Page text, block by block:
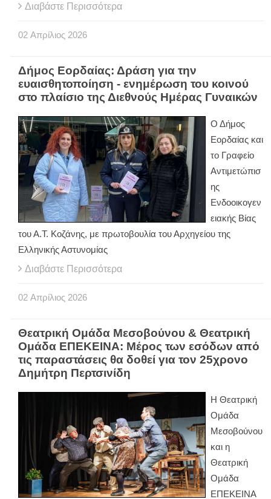
Διαβάστε Περισσότερα
02 Απρίλιος 2026
Δήμος Εορδαίας: Δράση για την
ευαισθητοποίηση - ενημέρωση του κοινού
στο πλαίσιο της Διεθνούς Ημέρας Γυναικών
Ο Δήμος
Εορδαίας και
το Γραφείο
Αντιμετώπισ
ης
Ενδοοικογεν
ειακής Βίας
του Α.Τ. Κοζάνης, με πρωτοβουλία του Αρχηγείου της
Ελληνικής Αστυνομίας
Διαβάστε Περισσότερα
02 Απρίλιος 2026
Θεατρική Ομάδα Μεσοβούνου & Θεατρική
Ομάδα ΕΠΕΚΕΙΝΑ: Μέρος των εσόδων από
τις παραστάσεις θα δοθεί για τον 25χρονο
Δημήτρη Περτσινίδη
Η Θεατρική
Ομάδα
Μεσοβούνου
και η
Θεατρική
Ομάδα
ΕΠΕΚΕΙΝΑ